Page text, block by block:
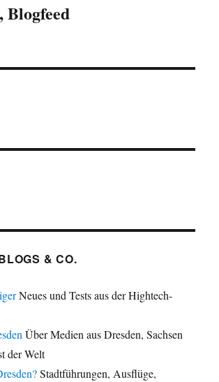
Blogfeed
& CO.
Neues und Tests aus der Hightech-
Über Medien aus Dresden, Sachsen
der Welt
Stadtführungen, Ausflüge,